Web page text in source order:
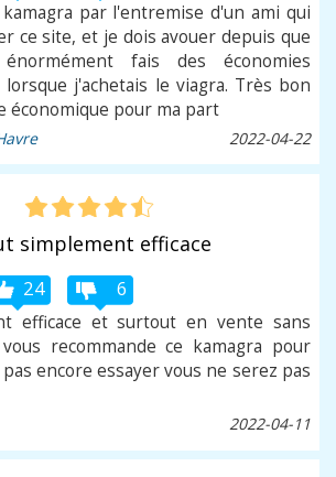
kamagra par l'entremise d'un ami qui
ce site, et je dois avouer depuis que
fais des économies
j'achetais le viagra. Très bon
économique pour ma part
2022-04-22
simplement efficace
24 6
efficace et surtout en vente sans
recommande ce kamagra pour
encore essayer vous ne serez pas
2022-04-11